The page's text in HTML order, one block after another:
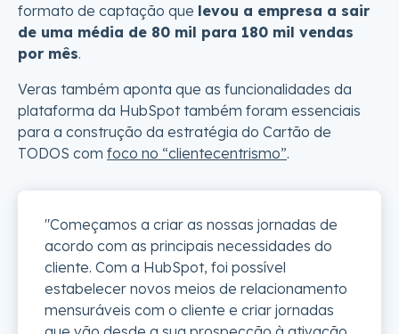
formato de captação que levou a empresa a sair
de uma média de 80 mil para 180 mil vendas
por mês.
Veras também aponta que as funcionalidades da
plataforma da HubSpot também foram essenciais
para a construção da estratégia do Cartão de
TODOS com foco no “clientecentrismo”.
"Começamos a criar as nossas jornadas de
acordo com as principais necessidades do
cliente. Com a HubSpot, foi possível
estabelecer novos meios de relacionamento
mensuráveis com o cliente e criar jornadas